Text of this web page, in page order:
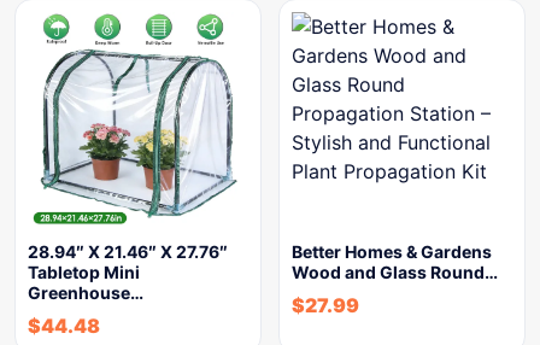
28.94″ X 21.46″ X 27.76″
Tabletop Mini
Greenhouse…
$44.48
Better Homes & Gardens
Wood and Glass Round…
$27.99